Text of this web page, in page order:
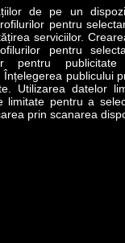
de pe un
pentru
serviciilor.
pentru
pentru publicitate
publicului
Utilizarea datelor
pentru a
prin scanarea